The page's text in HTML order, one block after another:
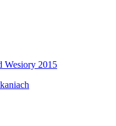
Wesiory 2015